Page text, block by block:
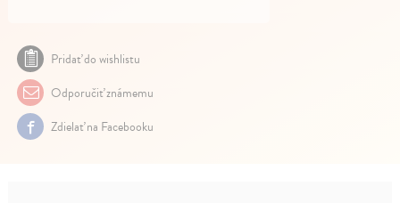
Pridať do wishlistu
Odporučiť známemu
Zdielať na Facebooku